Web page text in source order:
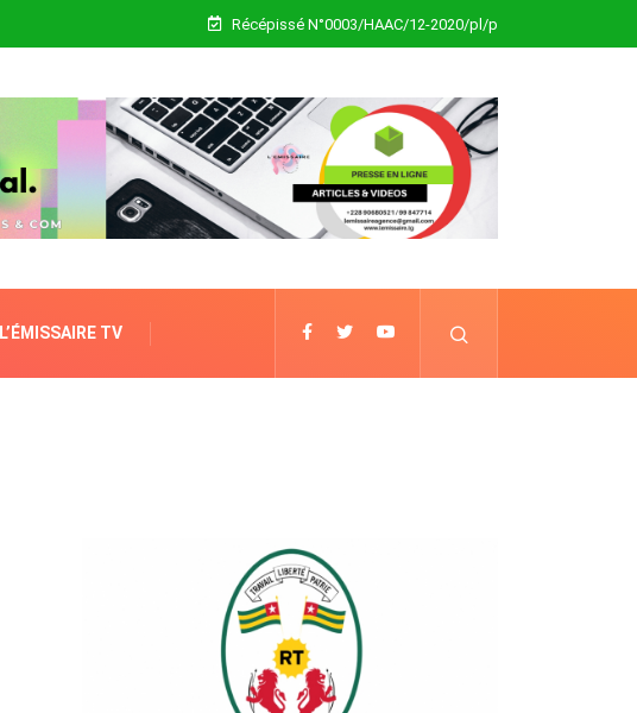
Récépissé N°0003/HAAC/12-2020/pl/p
L’ÉMISSAIRE TV